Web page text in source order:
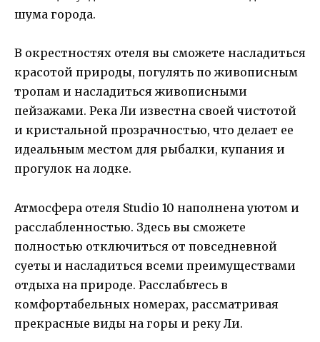
шума города.
В окрестностях отеля вы сможете насладиться
красотой природы, погулять по живописным
тропам и насладиться живописными
пейзажами. Река Ли известна своей чистотой
и кристальной прозрачностью, что делает ее
идеальным местом для рыбалки, купания и
прогулок на лодке.
Атмосфера отеля Studio 10 наполнена уютом и
расслабленностью. Здесь вы сможете
полностью отключиться от повседневной
суеты и насладиться всеми преимуществами
отдыха на природе. Расслабьтесь в
комфортабельных номерах, рассматривая
прекрасные виды на горы и реку Ли.